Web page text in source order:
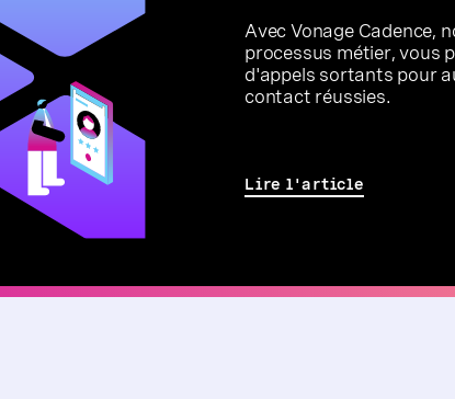
Avec Vonage Cadence,
processus métier, vous
d'appels sortants pour
contact réussies.
Lire l'article